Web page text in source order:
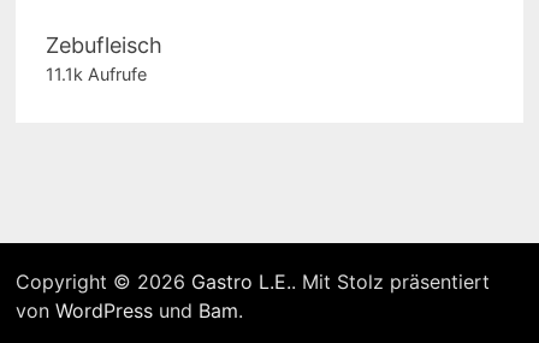
Zebufleisch
11.1k Aufrufe
Copyright © 2026 Gastro L.E.. Mit Stolz präsentiert
von WordPressund Bam.